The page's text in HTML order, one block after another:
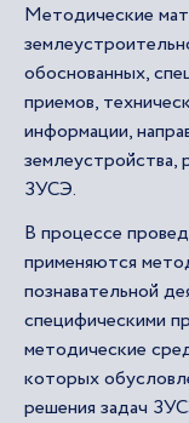
Методические
обоснованных,
приемов,
информации,
землеустройства,
ЗУСЭ.
В процессе
применяются
познавательной
специфическими
методические
которых
решения задач